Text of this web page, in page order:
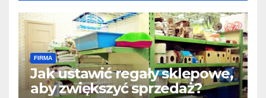
FIRMA
Jak ustawić regały sklepowe,
aby zwiększyć sprzedaż?